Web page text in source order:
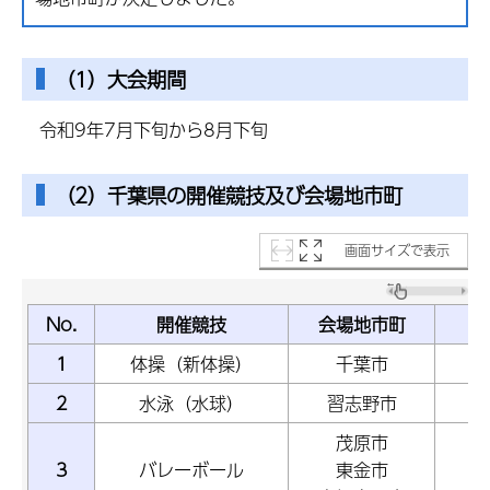
（1）大会期間
令和9年7月下旬から8月下旬
（2）千葉県の開催競技及び会場地市町
画面サイズで表示
No. 開催競技
会場地市町
1
体操（新体操）
千葉市
2
水泳（水球） 習志野市
3 バレーボール
茂原市
東金市